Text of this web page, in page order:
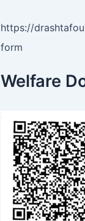
https://
form
Welfare